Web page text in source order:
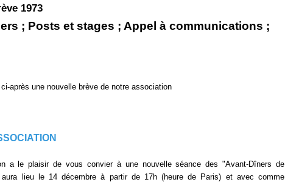
1973
; Posts et stages ; Appel à communications ;
après une nouvelle brève de notre association
a le plaisir de vous convier à une nouvelle séance des "Avant-Dîners de
aura lieu le 14 décembre à partir de 17h (heure de Paris) et avec comme